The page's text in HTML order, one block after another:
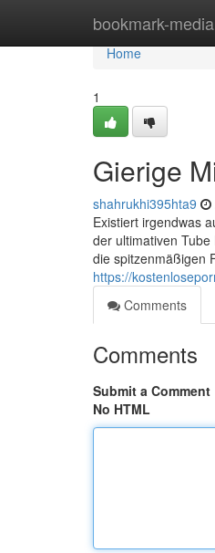
bookmark-media
Home
Home
1
Gierige
shahrukhi395hta9
Existiert irgendwas
der ultimativen
die spitzenmäßigen
https://
Comments
Comments
Submit a Comment
No HTML